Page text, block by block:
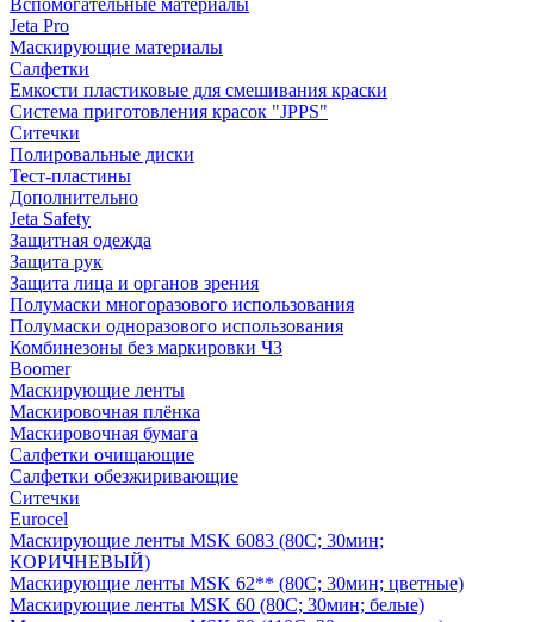
Вспомогательные материалы
Jeta Pro
Маскирующие материалы
Салфетки
Емкости пластиковые для смешивания краски
Система приготовления красок "JPPS"
Ситечки
Полировальные диски
Тест-пластины
Дополнительно
Jeta Safety
Защитная одежда
Защита рук
Защита лица и органов зрения
Полумаски многоразового использования
Полумаски одноразового использования
Комбинезоны без маркировки ЧЗ
Boomer
Маскирующие ленты
Маскировочная плёнка
Маскировочная бумага
Салфетки очищающие
Салфетки обезжиривающие
Ситечки
Euroсel
Маскирующие ленты MSK 6083 (80С; 30мин;
КОРИЧНЕВЫЙ)
Маскирующие ленты MSK 62** (80С; 30мин; цветные)
Маскирующие ленты MSK 60 (80С; 30мин; белые)